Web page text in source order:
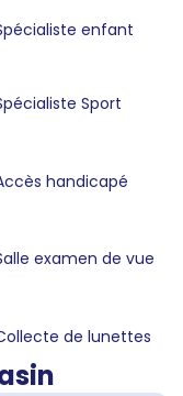
enfant
Sport
handicapé
examen de vue
de lunettes